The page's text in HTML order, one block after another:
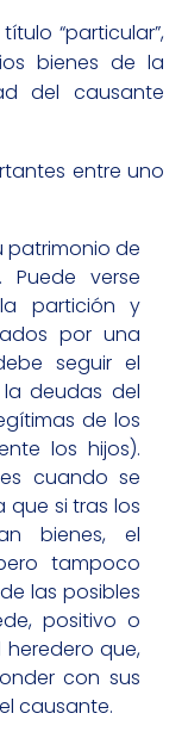
“particular”,
bienes de la
del causante
entre uno
patrimonio de
verse
partición y
por una
seguir el
la deudas del
de los
los hijos).
cuando se
si tras los
bienes, el
tampoco
las posibles
positivo o
que,
con sus
causante.